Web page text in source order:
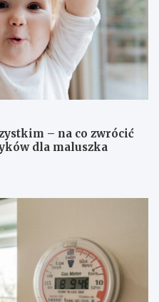
– na co zwrócić
dla maluszka